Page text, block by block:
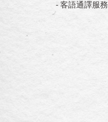
- 客語通譯服務